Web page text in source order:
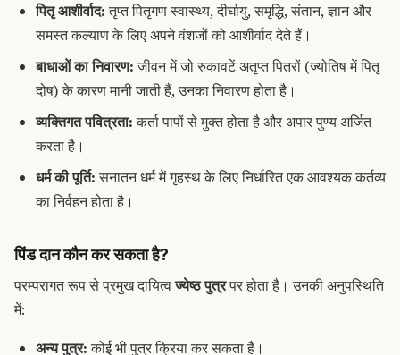
पितृ आशीर्वाद:तृप्त पितृगण स्वास्थ्य, दीर्घायु, समृद्धि, संतान, ज्ञान और
समस्त कल्याण के लिए अपने वंशजों को आशीर्वाद देते हैं।
बाधाओं का निवारण:जीवन में जो रुकावटें अतृप्त पितरों (ज्योतिष में पितृ
दोष) के कारण मानी जाती हैं, उनका निवारण होता है।
व्यक्तिगत पवित्रता:कर्ता पापों से मुक्त होता है और अपार पुण्य अर्जित
करता है।
धर्म की पूर्ति:सनातन धर्म में गृहस्थ के लिए निर्धारित एक आवश्यक कर्तव्य
का निर्वहन होता है।
पिंड दान कौन कर सकता है?
परम्परागत रूप से प्रमुख दायित्वज्येष्ठ पुत्रपर होता है। उनकी अनुपस्थिति
में:
अन्य पुत्र:कोई भी पुत्र क्रिया कर सकता है।